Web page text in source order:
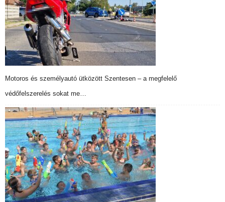
Motoros és személyautó ütközött Szentesen – a megfelelő
védőfelszerelés sokat me…